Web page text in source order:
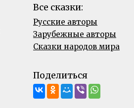
Все сказки:
Русские авторы
Зарубежные авторы
Сказки народов мира
Поделиться